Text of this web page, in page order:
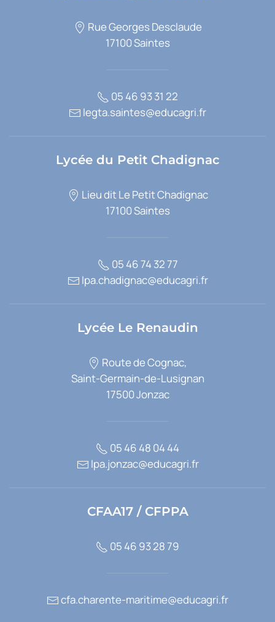
Rue Georges Desclaude
17100 Saintes
05 46 93 31 22
legta.saintes@educagri.fr
Lycée du Petit Chadignac
Lieu dit Le Petit Chadignac
17100 Saintes
05 46 74 32 77
lpa.chadignac@educagri.fr
Lycée Le Renaudin
Route de Cognac,
Saint-Germain-de-Lusignan
17500 Jonzac
05 46 48 04 44
lpa.jonzac@educagri.fr
CFAA17 / CFPPA
05 46 93 28 79
cfa.charente-maritime@educagri.fr